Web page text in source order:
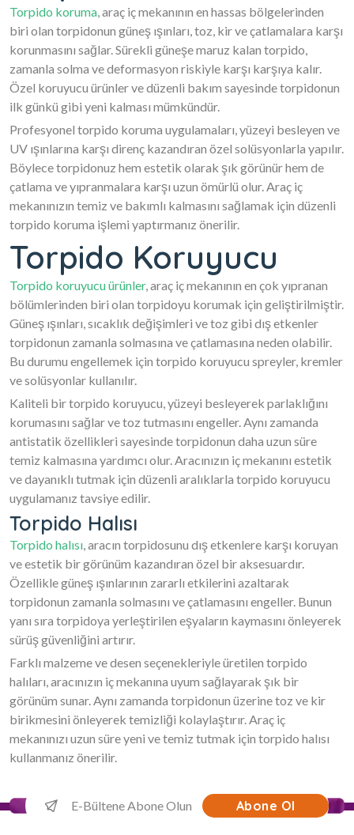
Torpido koruma, araç iç mekanının en hassas bölgelerinden
biri olan torpidonun güneş ışınları, toz, kir ve çatlamalara karşı
korunmasını sağlar. Sürekli güneşe maruz kalan torpido,
zamanla solma ve deformasyon riskiyle karşı karşıya kalır.
Özel koruyucu ürünler ve düzenli bakım sayesinde torpidonun
ilk günkü gibi yeni kalması mümkündür.
Profesyonel torpido koruma uygulamaları, yüzeyi besleyen ve
UV ışınlarına karşı direnç kazandıran özel solüsyonlarla yapılır.
Böylece torpidonuz hem estetik olarak şık görünür hem de
çatlama ve yıpranmalara karşı uzun ömürlü olur. Araç iç
mekanınızın temiz ve bakımlı kalmasını sağlamak için düzenli
torpido koruma işlemi yaptırmanız önerilir.
Torpido Koruyucu
Torpido koruyucu ürünler, araç iç mekanının en çok yıpranan
bölümlerinden biri olan torpidoyu korumak için geliştirilmiştir.
Güneş ışınları, sıcaklık değişimleri ve toz gibi dış etkenler
torpidonun zamanla solmasına ve çatlamasına neden olabilir.
Bu durumu engellemek için torpido koruyucu spreyler, kremler
ve solüsyonlar kullanılır.
Kaliteli bir torpido koruyucu, yüzeyi besleyerek parlaklığını
korumasını sağlar ve toz tutmasını engeller. Aynı zamanda
antistatik özellikleri sayesinde torpidonun daha uzun süre
temiz kalmasına yardımcı olur. Aracınızın iç mekanını estetik
ve dayanıklı tutmak için düzenli aralıklarla torpido koruyucu
uygulamanız tavsiye edilir.
Torpido Halısı
Torpido halısı, aracın torpidosunu dış etkenlere karşı koruyan
ve estetik bir görünüm kazandıran özel bir aksesuardır.
Özellikle güneş ışınlarının zararlı etkilerini azaltarak
torpidonun zamanla solmasını ve çatlamasını engeller. Bunun
yanı sıra torpidoya yerleştirilen eşyaların kaymasını önleyerek
sürüş güvenliğini artırır.
Farklı malzeme ve desen seçenekleriyle üretilen torpido
halıları, aracınızın iç mekanına uyum sağlayarak şık bir
görünüm sunar. Aynı zamanda torpidonun üzerine toz ve kir
birikmesini önleyerek temizliği kolaylaştırır. Araç iç
mekanınızı uzun süre yeni ve temiz tutmak için torpido halısı
kullanmanız önerilir.
Abone Ol